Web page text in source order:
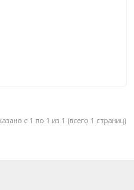
с 1 по 1 из 1 (всего 1 страниц)